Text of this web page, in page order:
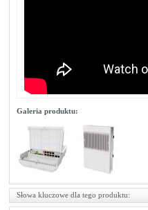
Galeria produktu:
Słowa kluczowe dla tego produktu: